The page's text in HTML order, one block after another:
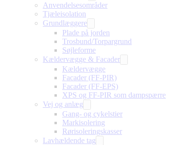
Anvendelsesområder
Tjæleisolation
Grundlæggere
Plade på jorden
Trosbund/Torpargrund
Søjleforme
Kældervægge & Facader
Kældervægge
Facader (FF-PIR)
Facader (FF-EPS)
XPS og FF-PIR som dampspærre
Vej og anlæg
Gang- og cykelstier
Markisolering
Rørisoleringskasser
Lavhældende tag